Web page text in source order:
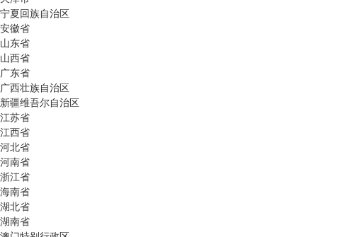
宁夏回族自治区
安徽省
山东省
山西省
广东省
广西壮族自治区
新疆维吾尔自治区
江苏省
江西省
河北省
河南省
浙江省
海南省
湖北省
湖南省